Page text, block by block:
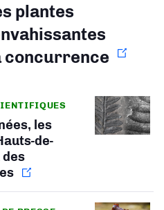
plantes
concurrence
les
de-